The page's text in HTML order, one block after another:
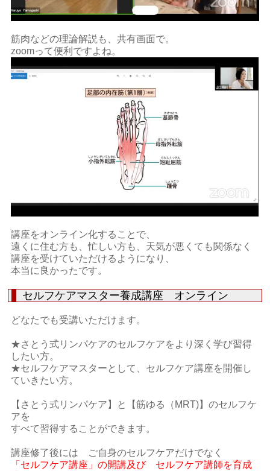
筋肉などの理論解説も、共有画面で。
zoomって便利ですよね。
講座をオンライン化することで、
遠くに住む方も、忙しい方も、天気が悪くても関係なく
講座を受けていただけるようになり、
本当に良かったです。
セルフケアマスター養成講座 オンライン
どなたでも受講いただけます。
★さとう式リンパケアのセルフケアをより深く学び習得
したい方。
★セルフケアマスターとして、セルフケア講座を開催し
ていきたい方。
【さとう式リンパケア】と【筋ゆる（MRT)】のセルフケ
アを
すべて習得することができます。
講座修了後には ご自身のセルフケアだけでなく
「セルフケア講座」の開講及び セルフケア講師を育成